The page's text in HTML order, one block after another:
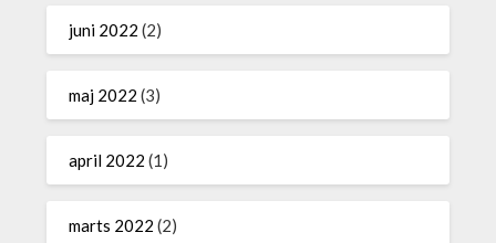
juni 2022 (2)
maj 2022 (3)
april 2022 (1)
marts 2022 (2)